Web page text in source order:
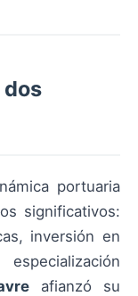
dos
portuaria
significativos:
inversión en
afianzó su